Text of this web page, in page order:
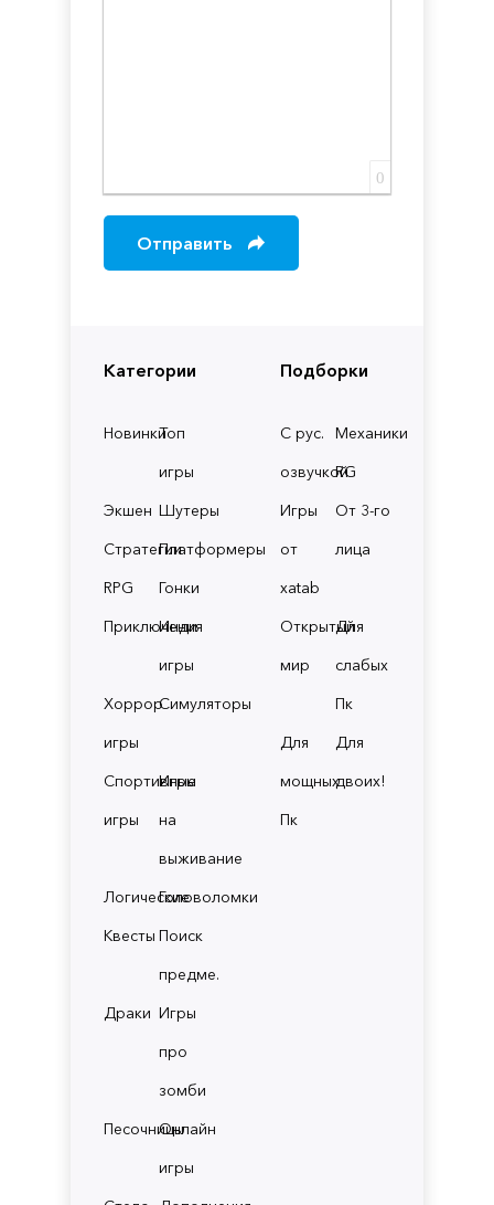
Категории
НовинкиТоп
игры
Экшен Шутеры
СтратегииПлатформеры
RPG
Гонки
Приключения
Инди
игры
Хоррор
игры
Симуляторы
Спортивные
игры
Игры
на
выживание
ЛогическиеГоловоломки
Квесты Поиск
предме.
Драки Игры
про
зомби
ПесочницыОнлайн
игры
Подборки
С рус.
озвучкой
Механики
RG
Игры
от
xatab
От 3-го
лица
Открытый
мир
Для
слабых
Пк
Для
мощных
Пк
Для
двоих!
0
Отправить